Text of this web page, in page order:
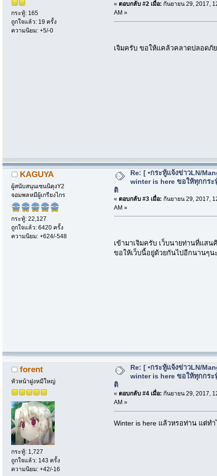
กระทู้: 165
ถูกใจแล้ว: 19 ครั้ง
ความนิยม: +5/-0
« ตอบกลับ #2 เมื่อ: กันยายน 29, 2017,
AM »
เจิมครับ ขอให้แคล้วคลาดปลอด
KAGUYA
ผู้สนับสนุนเซนนิคุงY2
จอมพลหมีผู้เกรียงไกร
กระทู้: 22,127
ถูกใจแล้ว: 6420 ครั้ง
ความนิยม: +624/-548
Re: [ •กระทู้แจ้งข่าวLN/
winter is here ขอให้ทุกกระ
ติ
« ตอบกลับ #3 เมื่อ: กันยายน 29, 2017,
AM »
เข้ามาเจิมครับ เว็บนายท่านที่แส
ขอให้เว็บนี้อยู่ด้วยกันไปอีกนานๆน
forent
หัวหน้าฝูงหมีใหญ่
กระทู้: 1,727
ถูกใจแล้ว: 143 ครั้ง
ความนิยม: +42/-16
Re: [ •กระทู้แจ้งข่าวLN/
winter is here ขอให้ทุกกระ
ติ
« ตอบกลับ #4 เมื่อ: กันยายน 29, 2017,
AM »
Winter is here แล้วหรอท่าน แต่ท